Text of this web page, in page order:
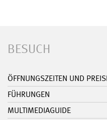
BESUCH
ÖFFNUNGSZEITEN UND
FÜHRUNGEN
MULTIMEDIAGUIDE